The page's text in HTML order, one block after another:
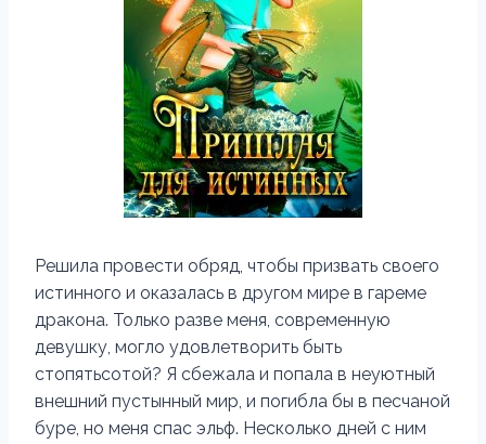
Решила провести обряд, чтобы призвать своего
истинного и оказалась в другом мире в гареме
дракона. Только разве меня, современную
девушку, могло удовлетворить быть
стопятьсотой? Я сбежала и попала в неуютный
внешний пустынный мир, и погибла бы в песчаной
буре, но меня спас эльф. Несколько дней с ним